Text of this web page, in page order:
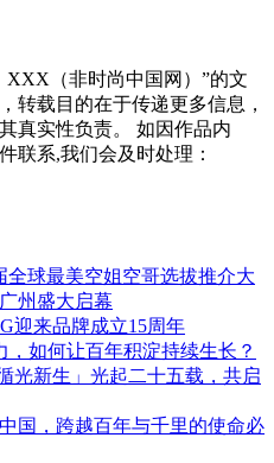
XXX（非时尚中国网）”的文
转载目的在于传递更多信息，
真实性负责。 如因作品内
联系,我们会及时处理：
全球最美空姐空哥选拔推介大
州盛大启幕
迎来品牌成立15周年
，如何让百年积淀持续生长？
光新生」光起二十五载，共启
国，跨越百年与千里的使命必